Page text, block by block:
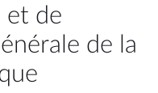
et de
de la